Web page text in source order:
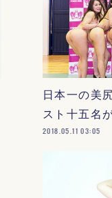
日本一の美
スト十五名
2018.05.11 03:05